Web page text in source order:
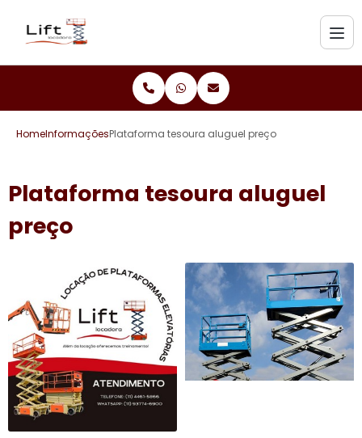
HomeInformaçõesPlataforma tesoura aluguel preço
Plataforma tesoura aluguel
preço